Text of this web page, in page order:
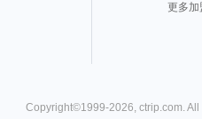
更多加
Copyright©1999-2026, ctrip.com.